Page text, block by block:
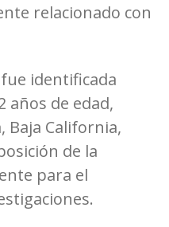
relacionado con
identificada
años de edad,
Baja California,
de la
para el